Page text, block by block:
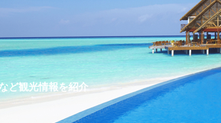
ど観光情報を紹介